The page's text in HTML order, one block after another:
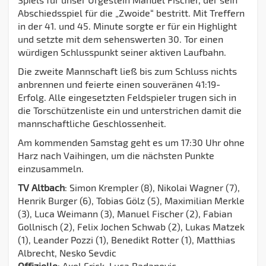
Abschiedsspiel für die „Zwoide“ bestritt. Mit Treffern
in der 41. und 45. Minute sorgte er für ein Highlight
und setzte mit dem sehenswerten 30. Tor einen
würdigen Schlusspunkt seiner aktiven Laufbahn.
Die zweite Mannschaft ließ bis zum Schluss nichts
anbrennen und feierte einen souveränen 41:19-
Erfolg. Alle eingesetzten Feldspieler trugen sich in
die Torschützenliste ein und unterstrichen damit die
mannschaftliche Geschlossenheit.
Am kommenden Samstag geht es um 17:30 Uhr ohne
Harz nach Vaihingen, um die nächsten Punkte
einzusammeln.
TV Altbach: Simon Krempler (8), Nikolai Wagner (7),
Henrik Burger (6), Tobias Gölz (5), Maximilian Merkle
(3), Luca Weimann (3), Manuel Fischer (2), Fabian
Gollnisch (2), Felix Jochen Schwab (2), Lukas Matzek
(1), Leander Pozzi (1), Benedikt Rotter (1), Matthias
Albrecht, Nesko Sevdic